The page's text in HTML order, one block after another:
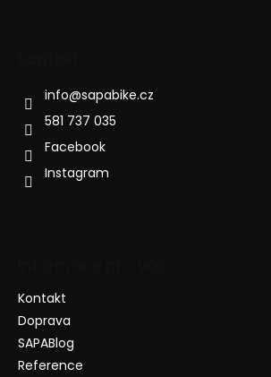
info@sapabike.cz
581 737 035
Facebook
Instagram
Kontakt
Doprava
SAPABlog
Reference